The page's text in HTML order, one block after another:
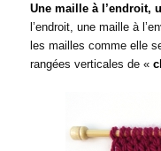
Une maille à l’endroit,
l’endroit, une maille à
les mailles comme elle
rangées verticales de «